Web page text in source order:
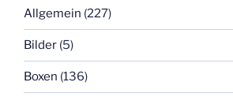
Allgemein (227)
Bilder (5)
Boxen (136)